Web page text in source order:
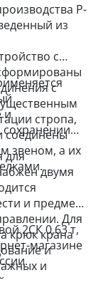
Р-
из
с
с
стропа,
соединены
звеном, а их
и
для
двумя
и предмет
Для
крюк крана
и
и
2СК 0,63 т,
магазине